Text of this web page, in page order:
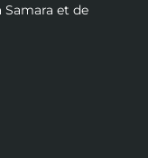
Samara et de